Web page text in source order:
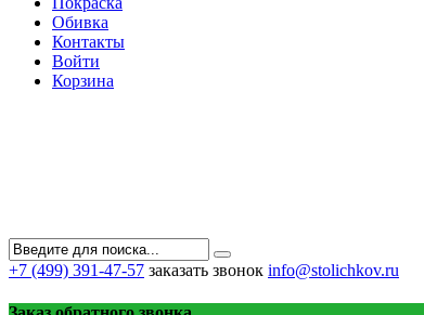
Обивка
Контакты
Войти
Корзина
+7 (499) 391-47-57 заказать звонок info@stolichkov.ru